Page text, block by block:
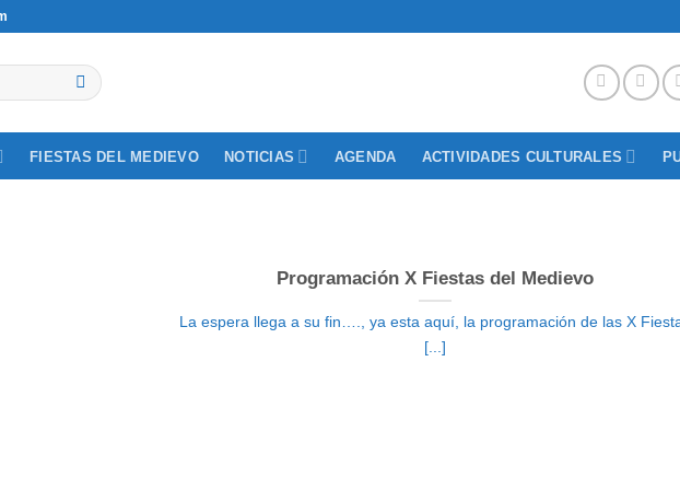
FIESTAS DEL MEDIEVO NOTICIAS AGENDA ACTIVIDADES CULTURALES
Programación X Fiestas del Medievo
La espera llega a su fin…., ya esta aquí, la programación de las X
[...]